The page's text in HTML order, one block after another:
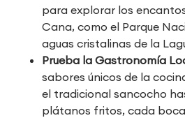
para explorar los
Cana, como el Parque
aguas cristalinas de la
Prueba la Gastronomía
sabores únicos de la
el tradicional sancocho
plátanos fritos, cada